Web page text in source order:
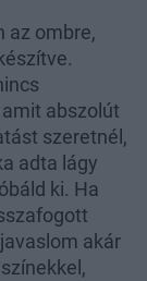
az ombre,
abszolút
szeretnél,
adta lágy
ki. Ha
akár